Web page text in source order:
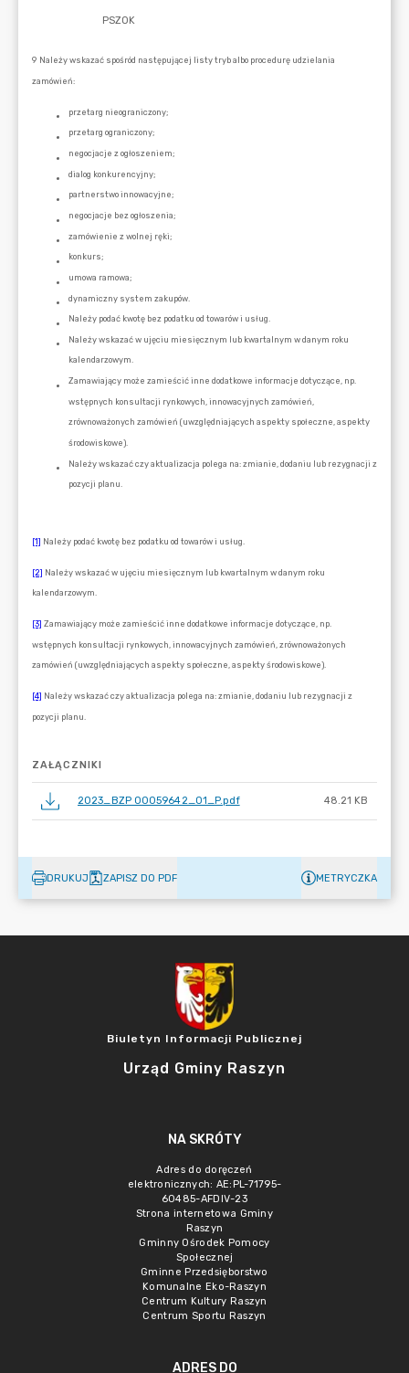
ZAŁĄCZNIKI
2023_BZP 00059642_01_P.pdf 48.21 KB
DRUKUJ ZAPISZ DO PDF METRYCZKA
Biuletyn Informacji Publicznej
Urząd Gminy Raszyn
NA SKRÓTY
Adres do doręczeń
elektronicznych: AE:PL-71795-
60485-AFDIV-23
Strona internetowa Gminy
Raszyn
Gminny Ośrodek Pomocy
Społecznej
Gminne Przedsięborstwo
Komunalne Eko-Raszyn
Centrum Kultury Raszyn
Centrum Sportu Raszyn
ADRES DO